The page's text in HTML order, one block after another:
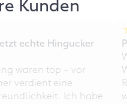
echte Hingucker
waren top – vor
verdient eine
Ich habe